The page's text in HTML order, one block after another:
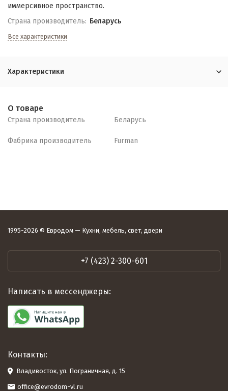
иммерсивное пространство.
Страна производитель: Беларусь
Все характеристики
Характеристики
О товаре
Страна производитель Беларусь
Фабрика производитель Furman
1995-2026 © Евродом — Кухни, мебель, свет, двери
+7 (423) 2-300-601
Написать в мессенджеры:
Контакты:
Владивосток, ул. Пограничная, д. 15
office@evrodom-vl.ru